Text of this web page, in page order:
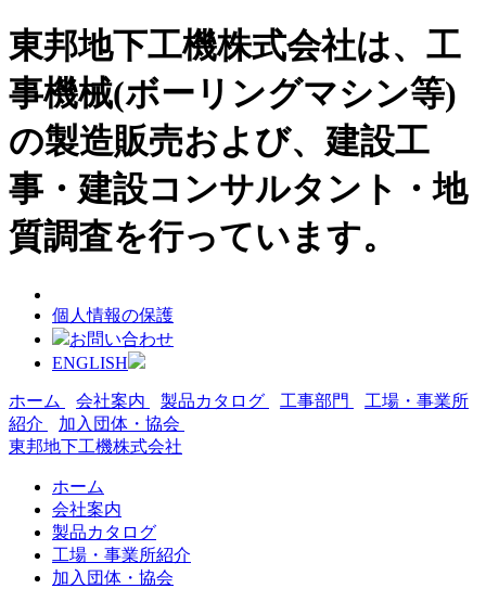
東邦地下工機株式会社は、工
事機械(ボーリングマシン等)
の製造販売および、建設工
事・建設コンサルタント・地
質調査を行っています。
個人情報の保護
お問い合わせ
ENGLISH
ホーム 会社案内 製品カタログ 工事部門
工場・事業所
紹介
加入団体・協会
東邦地下工機株式会社
ホーム
会社案内
製品カタログ
工場・事業所紹介
加入団体・協会